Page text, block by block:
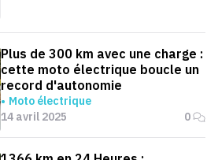
Plus de 300 km avec une charge :
cette moto électrique boucle un
record d'autonomie
Moto électrique
14 avril 2025
0